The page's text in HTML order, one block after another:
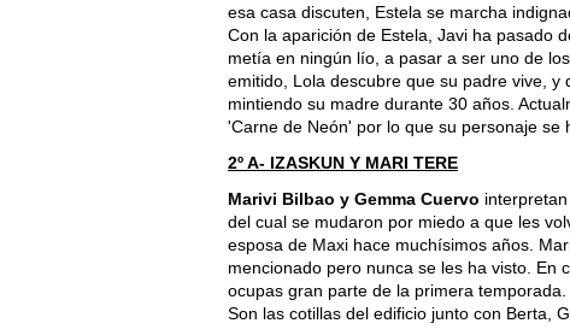
esa casa discuten, Estela se marcha
Con la aparición de Estela, Javi ha pasado
metía en ningún lío, a pasar a ser uno de
emitido, Lola descubre que su padre vive,
mintiendo su madre durante 30 años.
'Carne de Neón' por lo que su personaje se
2º A- IZASKUN Y MARI TERE
Marivi Bilbao y Gemma Cuervo
del cual se mudaron por miedo a que les
esposa de Maxi hace muchísimos años.
mencionado pero nunca se les ha visto. En
ocupas gran parte de la primera
Son las cotillas del edificio junto con Berta,